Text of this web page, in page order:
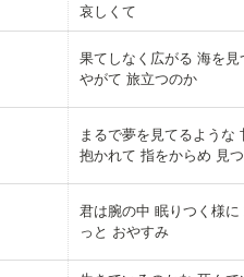
哀しくて
果てしなく広がる 海を見
やがて 旅立つのか
まるで夢を見てるような
抱かれて 指をからめ 見
君は腕の中 眠りつく様に
っと おやすみ